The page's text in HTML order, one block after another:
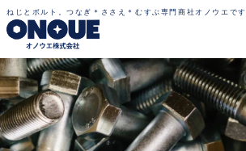
ねじとボルト。つなぎ＊ささえ＊むすぶ専門商社オノウエです